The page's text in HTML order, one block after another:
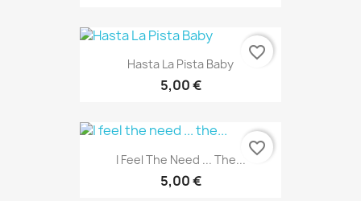
Hasta La Pista Baby
5,00 €
favorite_border
I Feel The Need ... The...
5,00 €
favorite_border